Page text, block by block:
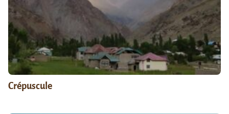
Crépuscule